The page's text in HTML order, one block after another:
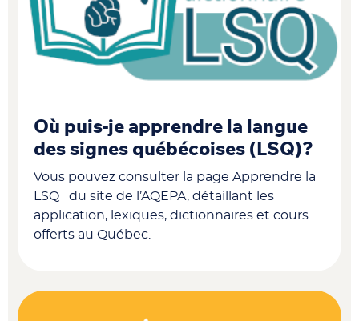
Où puis-je apprendre la langue
des signes québécoises (LSQ)?
Vous pouvez consulter la page Apprendre la
LSQ du site de l’AQEPA, détaillant les
application, lexiques, dictionnaires et cours
offerts au Québec.